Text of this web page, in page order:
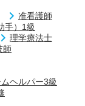
准看護師
手）1級
理学療法士
師
ヘルパー3級